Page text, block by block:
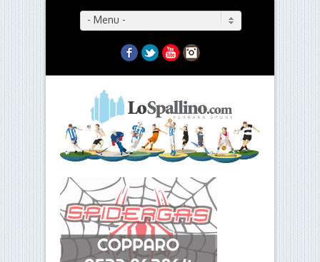
- Menu -
Facebook
TwitterYouTubeInstagram